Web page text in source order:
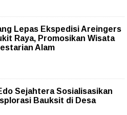
Lepas Ekspedisi Areingers
Raya, Promosikan Wisata
Alam
Sejahtera Sosialisasikan
Bauksit di Desa